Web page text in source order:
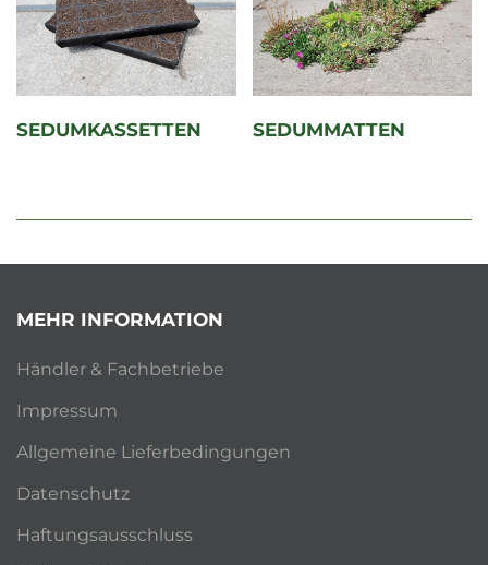
SEDUMKASSETTEN SEDUMMATTEN
MEHR INFORMATION
Händler & Fachbetriebe
Impressum
Allgemeine Lieferbedingungen
Datenschutz
Haftungsausschluss